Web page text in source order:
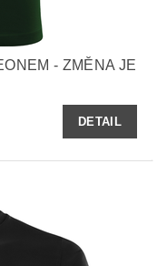
- ZMĚNA JE
DETAIL